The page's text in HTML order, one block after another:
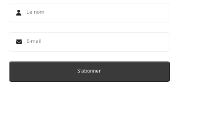
S'abonner